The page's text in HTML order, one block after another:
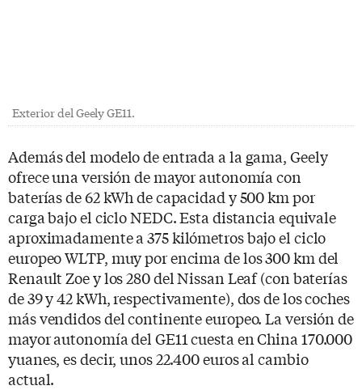
Exterior del Geely GE11.
Además del modelo de entrada a la gama, Geely
ofrece una versión de mayor autonomía con
baterías de 62 kWh de capacidad y 500 km por
carga bajo el ciclo NEDC. Esta distancia equivale
aproximadamente a 375 kilómetros bajo el ciclo
europeo WLTP, muy por encima de los 300 km del
Renault Zoe y los 280 del Nissan Leaf (con baterías
de 39 y 42 kWh, respectivamente), dos de los coches
más vendidos del continente europeo. La versión de
mayor autonomía del GE11 cuesta en China 170.000
yuanes, es decir, unos 22.400 euros al cambio
actual.